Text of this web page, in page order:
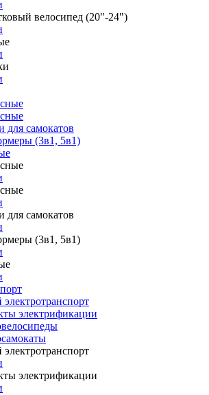
велосипед (20"-24")
для самокатов
(3в1, 5в1)
для самокатов
(3в1, 5в1)
электротранспорт
электрификации
электротранспорт
электрификации